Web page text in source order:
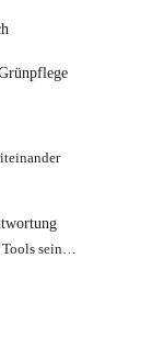
Tools sein…